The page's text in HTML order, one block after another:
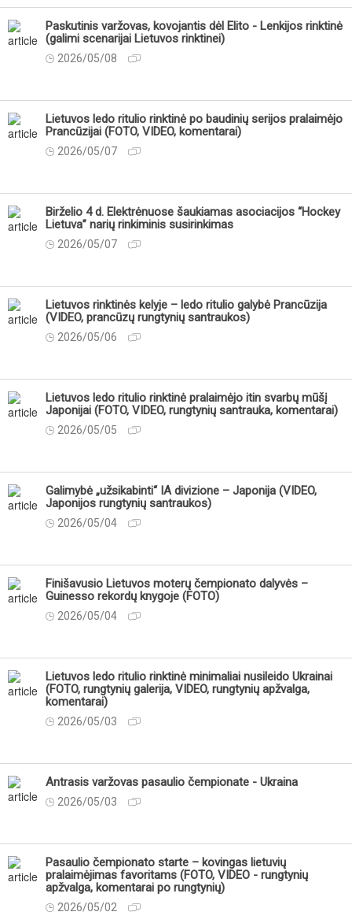
Paskutinis varžovas, kovojantis dėl Elito - Lenkijos rinktinė
(galimi scenarijai Lietuvos rinktinei)
2026/05/08
Lietuvos ledo ritulio rinktinė po baudinių serijos pralaimėjo
Prancūzijai (FOTO, VIDEO, komentarai)
2026/05/07
Birželio 4 d. Elektrėnuose šaukiamas asociacijos “Hockey
Lietuva” narių rinkiminis susirinkimas
2026/05/07
Lietuvos rinktinės kelyje – ledo ritulio galybė Prancūzija
(VIDEO, prancūzų rungtynių santraukos)
2026/05/06
Lietuvos ledo ritulio rinktinė pralaimėjo itin svarbų mūšį
Japonijai (FOTO, VIDEO, rungtynių santrauka, komentarai)
2026/05/05
Galimybė „užsikabinti“ IA divizione – Japonija (VIDEO,
Japonijos rungtynių santraukos)
2026/05/04
Finišavusio Lietuvos moterų čempionato dalyvės –
Guinesso rekordų knygoje (FOTO)
2026/05/04
Lietuvos ledo ritulio rinktinė minimaliai nusileido Ukrainai
(FOTO, rungtynių galerija, VIDEO, rungtynių apžvalga,
komentarai)
2026/05/03
Antrasis varžovas pasaulio čempionate - Ukraina
2026/05/03
Pasaulio čempionato starte – kovingas lietuvių
pralaimėjimas favoritams (FOTO, VIDEO - rungtynių
apžvalga, komentarai po rungtynių)
2026/05/02